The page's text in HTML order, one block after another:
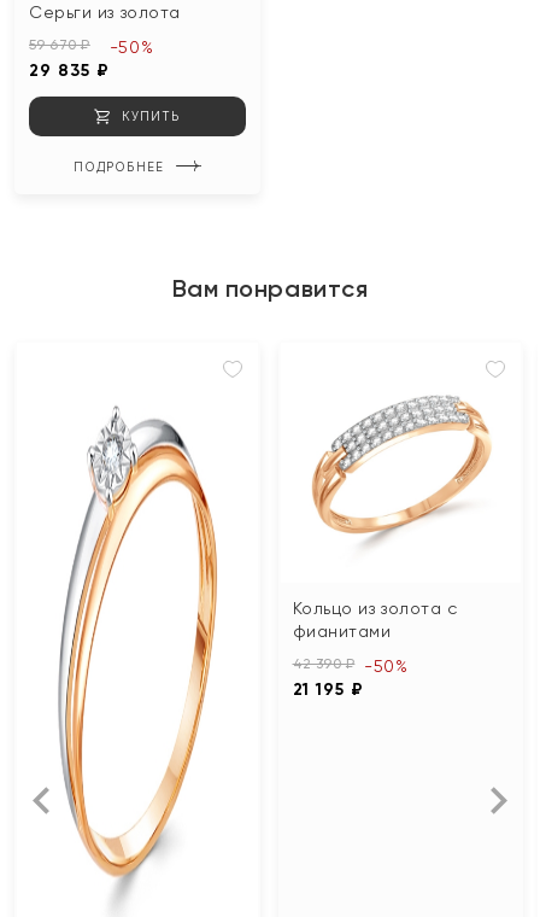
Серьги из золота
59 670 ₽
29 835 ₽
-50%
КУПИТЬ
ПОДРОБНЕЕ
Вам понравится
Кольцо из золота с
фианитами
42 390 ₽
21 195 ₽
-50%